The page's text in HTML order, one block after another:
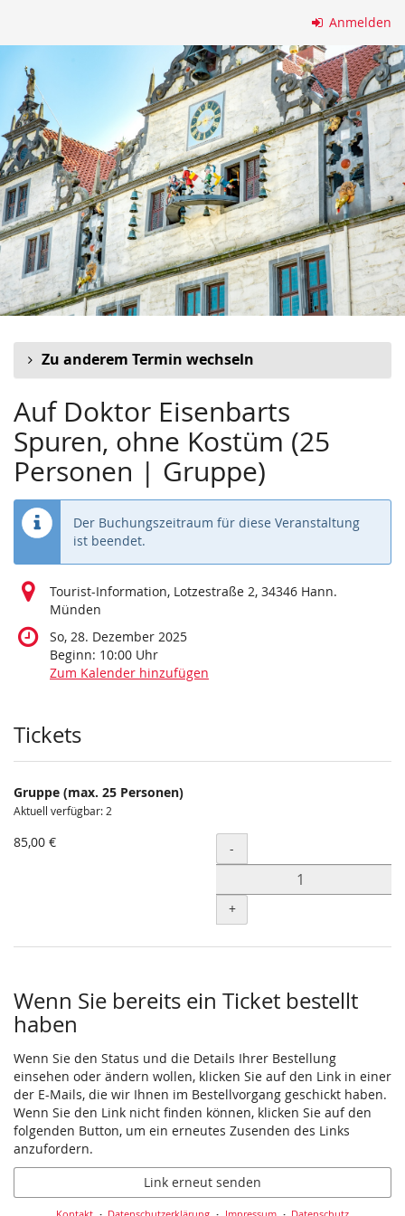
springen
Anmelden
Zu anderem Termin wechseln
Auf Doktor Eisenbarts
Spuren, ohne Kostüm (25
Personen | Gruppe)
Der Buchungszeitraum für diese Veranstaltung
ist beendet.
Tourist-Information, Lotzestraße 2, 34346 Hann.
Münden
So, 28. Dezember 2025
Beginn: 10:00 Uhr
Zum Kalender hinzufügen
Produkte
Tickets
Gruppe (max. 25 Personen)
Aktuell verfügbar: 2
85,00 € Menge
-
+
Wenn Sie bereits ein Ticket bestellt
haben
Wenn Sie den Status und die Details Ihrer Bestellung
einsehen oder ändern wollen, klicken Sie auf den Link in einer
der E-Mails, die wir Ihnen im Bestellvorgang geschickt haben.
Wenn Sie den Link nicht finden können, klicken Sie auf den
folgenden Button, um ein erneutes Zusenden des Links
anzufordern.
Link erneut senden